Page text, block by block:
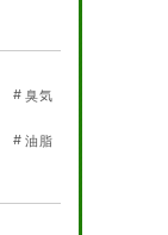
臭気
油脂